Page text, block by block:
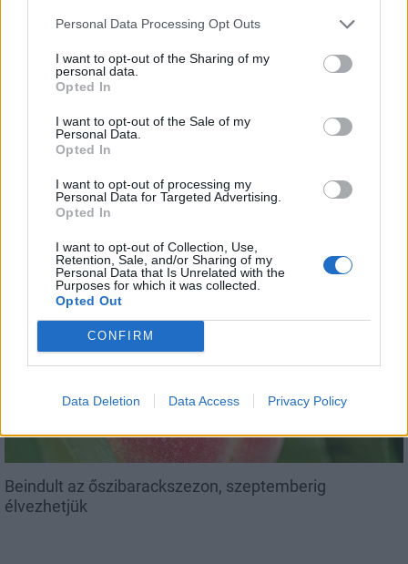
Personal Data Processing Opt Outs
I want to opt-out of the Sharing of my
personal data.
Opted In
I want to opt-out of the Sale of my
Personal Data.
Opted In
I want to opt-out of processing my
Personal Data for Targeted Advertising.
Opted In
I want to opt-out of Collection, Use,
Retention, Sale, and/or Sharing of my
Personal Data that Is Unrelated with the
Purposes for which it was collected.
Opted Out
CONFIRM
Data Deletion Data Access Privacy Policy
Csökkenti Józsefváros az üresen álló lakásállományát
Beindult az őszibarackszezon, szeptemberig
élvezhetjük